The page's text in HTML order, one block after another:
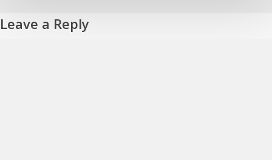
Leave a Reply